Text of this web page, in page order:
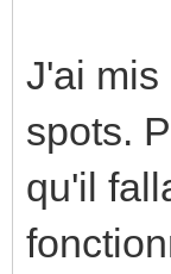
J'ai mis
spots.
qu'il